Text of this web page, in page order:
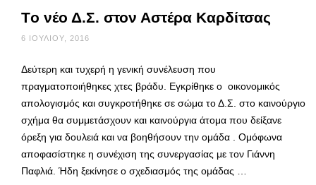
Tο νέο Δ.Σ. στον Αστέρα Καρδίτσας
6 ΙΟΥΛΊΟΥ, 2016
Δεύτερη και τυχερή η γενική συνέλευση που
πραγματοποιήθηκες χτες βράδυ. Εγκρίθηκε ο οικονομικός
απολογισμός και συγκροτήθηκε σε σώμα το Δ.Σ. στο καινούργιο
σχήμα θα συμμετάσχουν και καινούργια άτομα που δείξανε
όρεξη για δουλειά και να βοηθήσουν την ομάδα . Ομόφωνα
αποφασίστηκε η συνέχιση της συνεργασίας με τον Γιάννη
Παφλιά. Ήδη ξεκίνησε ο σχεδιασμός της ομάδας …